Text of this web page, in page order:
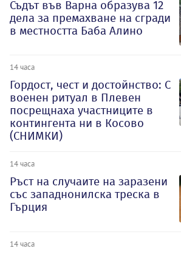
Съдът във Варна образува 12
дела за премахване на сгради
в местността Баба Алино
14 часа
Гордост, чест и достойнство: С
военен ритуал в Плевен
посрещнаха участниците в
контингента ни в Косово
(СНИМКИ)
14 часа
Ръст на случаите на заразени
със западнонилска треска в
Гърция
14 часа